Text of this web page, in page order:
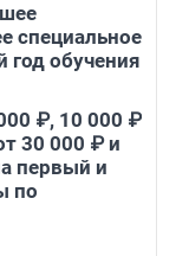
специальное
год обучения
₽, 10 000 ₽
30 000 ₽ и
первый и
по